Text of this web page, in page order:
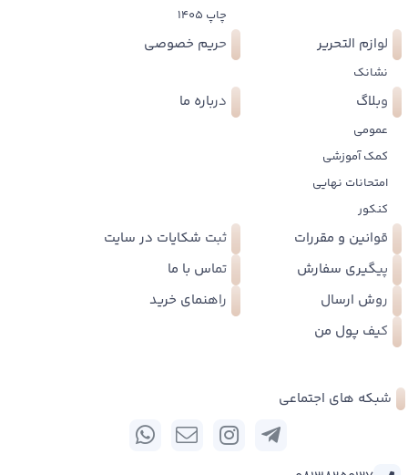
چاپ 1405
لوازم التحریر
نشانک
حریم خصوصی
وبلاگ
عمومی
کمک آموزشی
امتحانات نهایی
کنکور
درباره ما
قوانین و مقررات
ثبت شکایات در سایت
پیگیری سفارش
تماس با ما
روش ارسال
راهنمای خرید
کیف پول من
شبکه های اجتماعی